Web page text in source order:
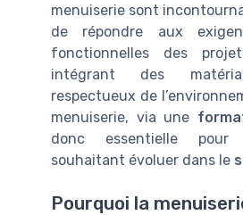
menuiserie sont
de répondre aux
fonctionnelles des
intégrant des
respectueux de
menuiserie, via une
donc essentielle pour
souhaitant évoluer dans le
Pourquoi la